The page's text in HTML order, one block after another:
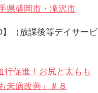
県盛岡市・滝沢市
】（放課後等デイサービ
行促進！お尻と太もも
未病改善」＃８